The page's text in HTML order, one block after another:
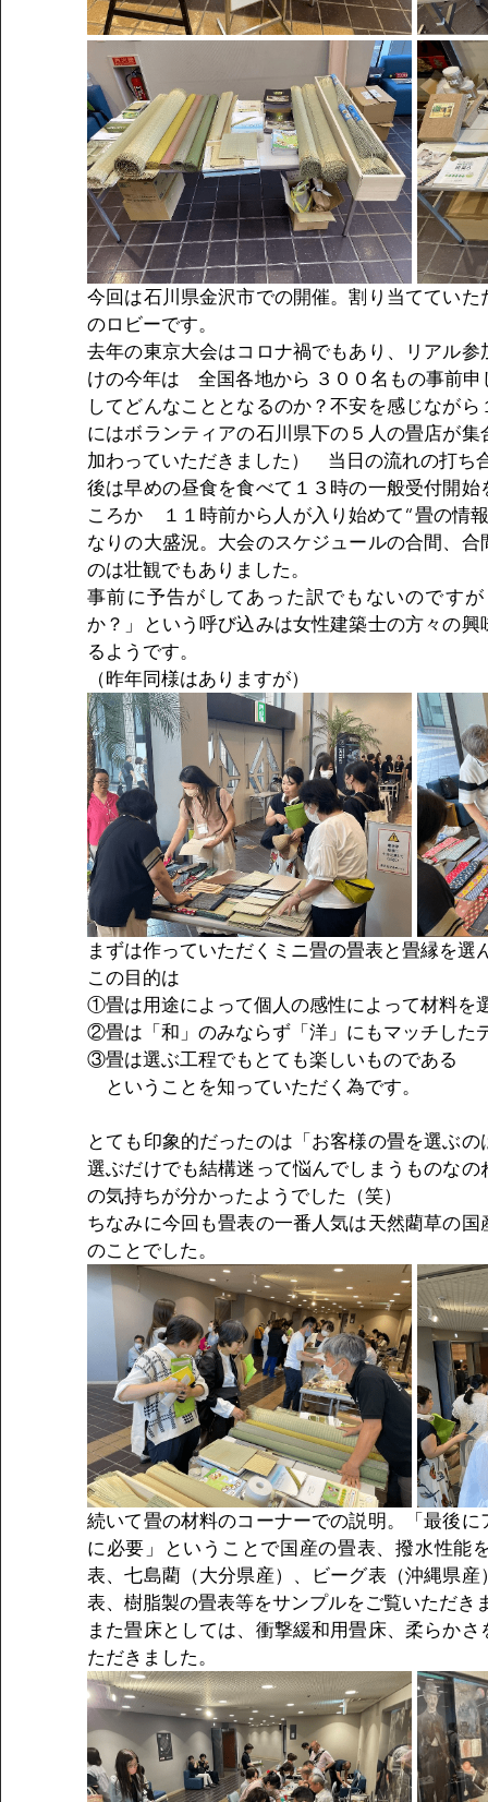
今回は石川県金沢市での開催。割り当ててい
のロビーです。
去年の東京大会はコロナ禍でもあり、リアル
けの今年は　全国各地から ３００名もの事前
してどんなこととなるのか？不安を感じなが
にはボランティアの石川県下の５人の畳店が
加わっていただきました）　当日の流れの打ち
後は早めの昼食を食べて１３時の一般受付開
ころか　１１時前から人が入り始めて“畳の情
なりの大盛況。大会のスケジュールの合間、
のは壮観でもありました。
事前に予告がしてあった訳でもないのです
か？」という呼び込みは女性建築士の方々の
るようです。
（昨年同様はありますが）
まずは作っていただくミニ畳の畳表と畳縁を選
この目的は
①畳は用途によって個人の感性によって材料を
②畳は「和」のみならず「洋」にもマッチした
③畳は選ぶ工程でもとても楽しいものである
ということを知っていただく為です。
とても印象的だったのは「お客様の畳を選ぶ
選ぶだけでも結構迷って悩んでしまうものな
の気持ちが分かったようでした（笑）
ちなみに今回も畳表の一番人気は天然藺草の
のことでした。
続いて畳の材料のコーナーでの説明。「最後
に必要」ということで国産の畳表、撥水性能
表、七島藺（大分県産）、ビーグ表（沖縄県
表、樹脂製の畳表等をサンプルをご覧いただき
また畳床としては、衝撃緩和用畳床、柔らか
ただきました。